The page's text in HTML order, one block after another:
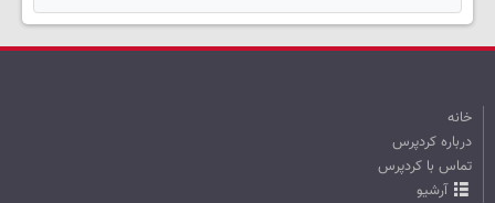
خانه
درباره کردپرس
تماس با کردپرس
آرشیو